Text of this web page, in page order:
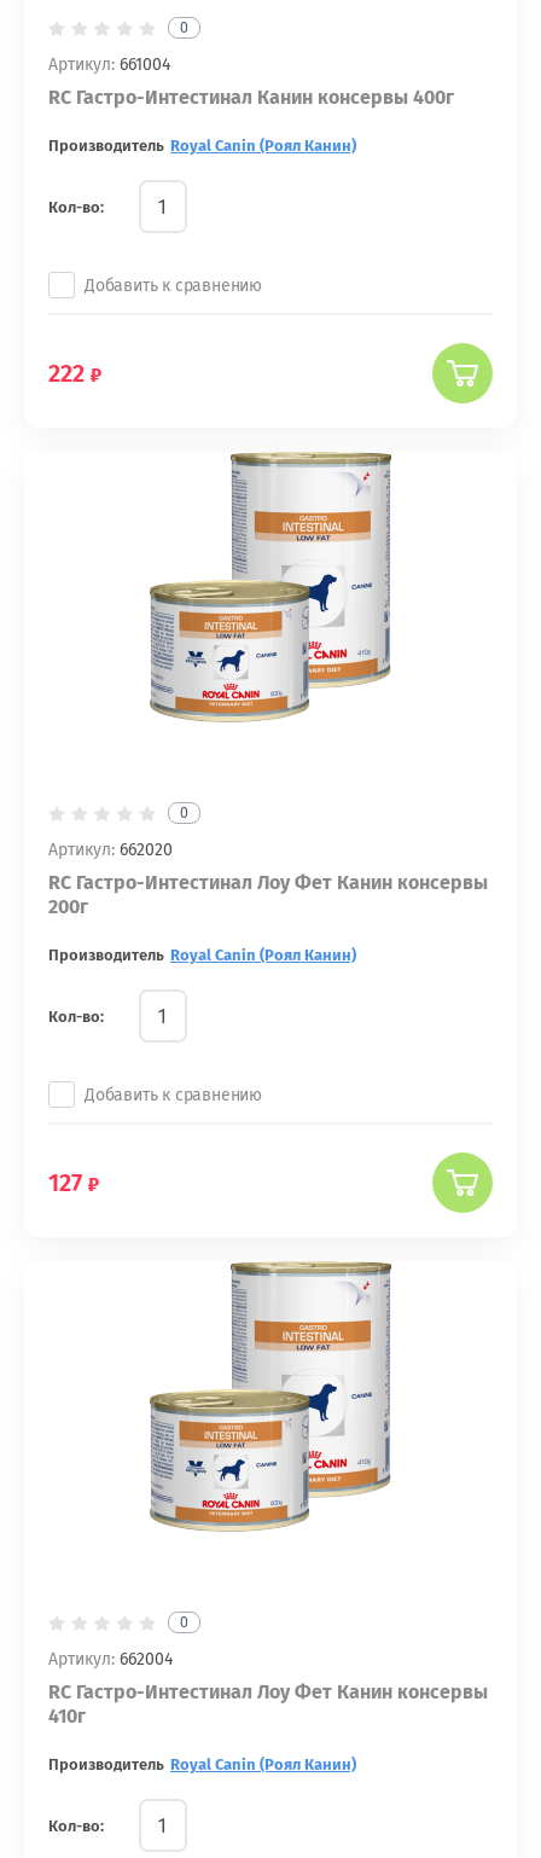
0
Артикул: 661004
RC Гастро-Интестинал Канин консервы 400г
Производитель Royal Canin (Роял Канин)
Кол-во:
Добавить к сравнению
222
0
Артикул: 662020
RC Гастро-Интестинал Лоу Фет Канин консервы
200г
Производитель Royal Canin (Роял Канин)
Кол-во:
Добавить к сравнению
127
0
Артикул: 662004
RC Гастро-Интестинал Лоу Фет Канин консервы
410г
Производитель Royal Canin (Роял Канин)
Кол-во: